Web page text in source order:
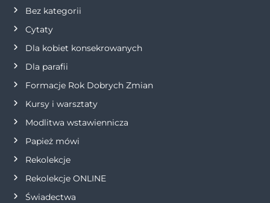
a
w
p
i
s
u
Bez kategorii
Cytaty
Dla kobiet konsekrowanych
Dla parafii
Formacje Rok Dobrych Zmian
Kursy i warsztaty
Modlitwa wstawiennicza
Papież mówi
Rekolekcje
Rekolekcje ONLINE
Świadectwa